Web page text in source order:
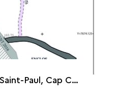
Cap Champagne)